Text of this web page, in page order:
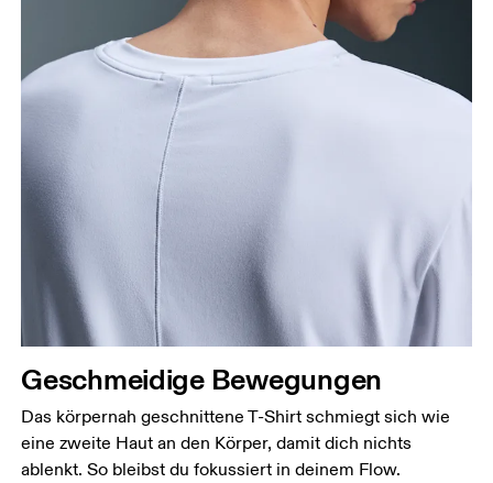
Geschmeidige Bewegungen
Das körpernah geschnittene T-Shirt schmiegt sich wie
eine zweite Haut an den Körper, damit dich nichts
ablenkt. So bleibst du fokussiert in deinem Flow.